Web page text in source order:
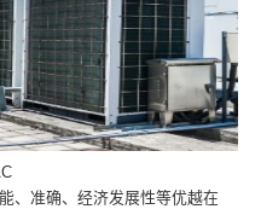
、准确、经济发展性等优越在